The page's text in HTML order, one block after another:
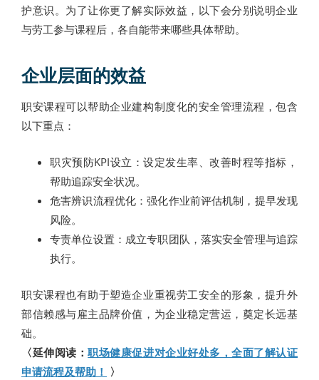
护意识。为了让你更了解实际效益，以下会分别说明企业
与劳工参与课程后，各自能带来哪些具体帮助。
企业层面的效益
职安课程可以帮助企业建构制度化的安全管理流程，包含
以下重点：
职灾预防KPI设立：设定发生率、改善时程等指标，
帮助追踪安全状况。
危害辨识流程优化：强化作业前评估机制，提早发现
风险。
专责单位设置：成立专职团队，落实安全管理与追踪
执行。
职安课程也有助于塑造企业重视劳工安全的形象，提升外
部信赖感与雇主品牌价值，为企业稳定营运，奠定长远基
础。
〈延伸阅读：职场健康促进对企业好处多，全面了解认证
申请流程及帮助！ 〉